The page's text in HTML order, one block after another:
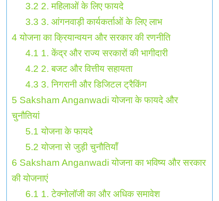
3.2 2. महिलाओं के लिए फायदे
3.3 3. आंगनवाड़ी कार्यकर्ताओं के लिए लाभ
4 योजना का क्रियान्वयन और सरकार की रणनीति
4.1 1. केंद्र और राज्य सरकारों की भागीदारी
4.2 2. बजट और वित्तीय सहायता
4.3 3. निगरानी और डिजिटल ट्रैकिंग
5 Saksham Anganwadi योजना के फायदे और
चुनौतियां
5.1 योजना के फायदे
5.2 योजना से जुड़ी चुनौतियाँ
6 Saksham Anganwadi योजना का भविष्य और सरकार
की योजनाएं
6.1 1. टेक्नोलॉजी का और अधिक समावेश